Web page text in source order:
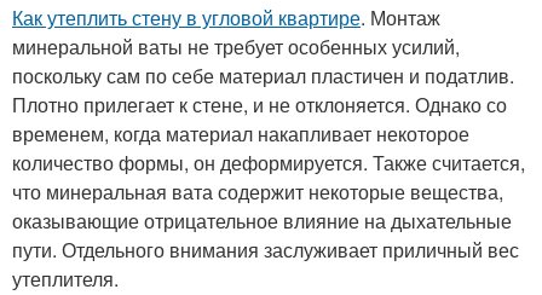
Как утеплить стену в угловой квартире. Монтаж
минеральной ваты не требует особенных усилий,
поскольку сам по себе материал пластичен и податлив.
Плотно прилегает к стене, и не отклоняется. Однако со
временем, когда материал накапливает некоторое
количество формы, он деформируется. Также считается,
что минеральная вата содержит некоторые вещества,
оказывающие отрицательное влияние на дыхательные
пути. Отдельного внимания заслуживает приличный вес
утеплителя.